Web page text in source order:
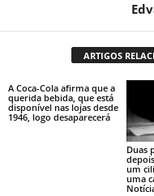
ARTIGOS
A Coca-Cola afirma que a
querida bebida, que está
disponível nas lojas desde
1946, logo desaparecerá
Duas
um
uma